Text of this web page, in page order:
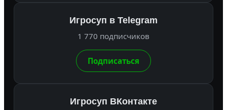
Игросуп в Telegram
1 770 подписчиков
Подписаться
Игросуп ВКонтакте